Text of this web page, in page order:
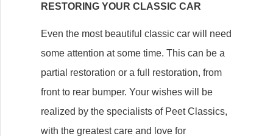
RESTORING YOUR CLASSIC CAR
Even the most beautiful classic car will need
some attention at some time. This can be a
partial restoration or a full restoration, from
front to rear bumper. Your wishes will be
realized by the specialists of Peet Classics,
with the greatest care and love for